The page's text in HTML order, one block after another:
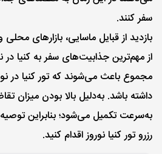
سفر کنند.
بازدید از قبایل ماسایی، بازارهای
از مهم‌ترین جذابیت‌های سفر به کنیا
مجموع باعث می‌شوند که تور کنیا در
داشته باشد. به‌دلیل بالا بودن میزان
به‌سرعت تکمیل می‌شود؛ بنابراین
رزرو تور کنیا نوروز اقدام کنید.